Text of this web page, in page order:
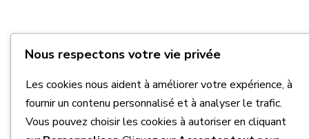
Nous respectons votre vie privée
Les cookies nous aident à améliorer votre expérience, à
fournir un contenu personnalisé et à analyser le trafic.
Vous pouvez choisir les cookies à autoriser en cliquant